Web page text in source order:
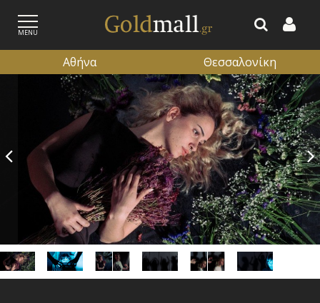
MENU
ΕΓΓΡΑΦΗ ΕΙΣΟΔΟΣ
Αθήνα Θεσσαλονίκη